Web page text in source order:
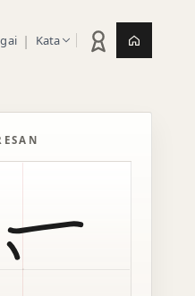
| Kata Statistik latihan